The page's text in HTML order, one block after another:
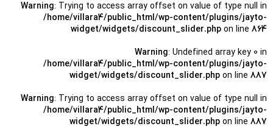
Warning: Trying to access array offset on value of type null in
/home/villara4/public_html/wp-content/plugins/jayto-
widget/widgets/discount_slider.php on line 864
Warning: Undefined array key 0 in
/home/villara4/public_html/wp-content/plugins/jayto-
widget/widgets/discount_slider.php on line 887
Warning: Trying to access array offset on value of type null in
/home/villara4/public_html/wp-content/plugins/jayto-
widget/widgets/discount_slider.php on line 887